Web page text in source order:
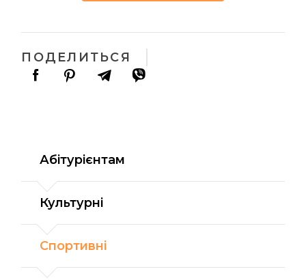
ПОДЕЛИТЬСЯ
Абітурієнтам
Культурні
Спортивні